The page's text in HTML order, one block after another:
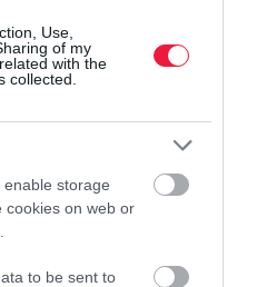
Use,
of my
with the
collected.
storage
cookies on web or
to be sent to